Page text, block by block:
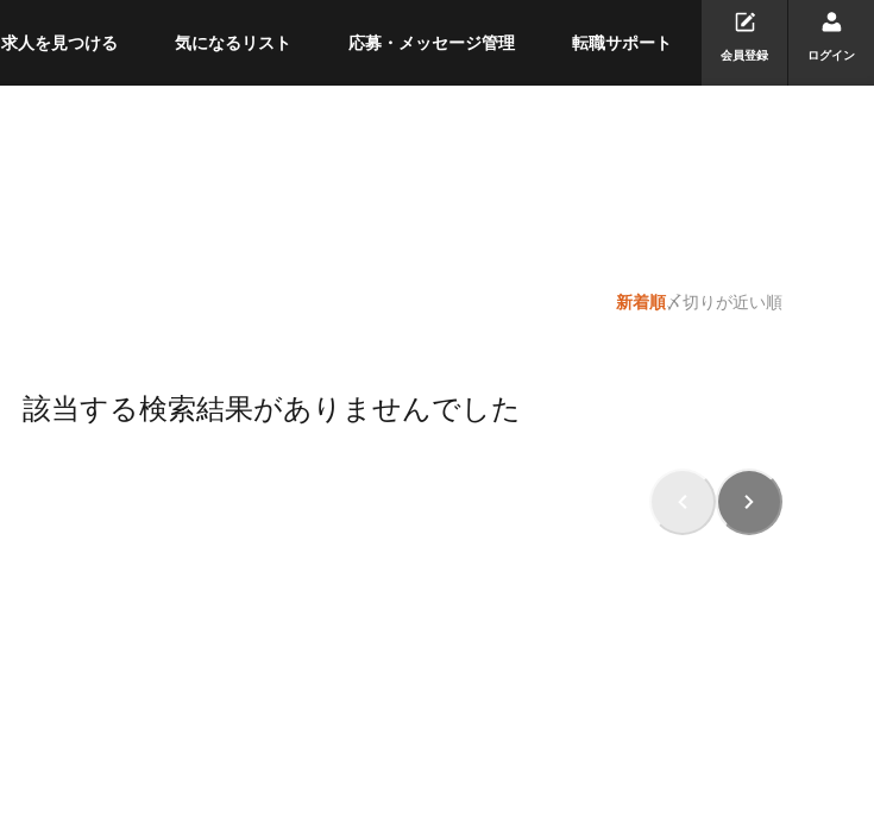
求人を見つける 気になるリスト 応募・メッセージ管理 転職サポート
会員登録 ログイン
新着順〆切りが近い順
該当する検索結果がありませんでした